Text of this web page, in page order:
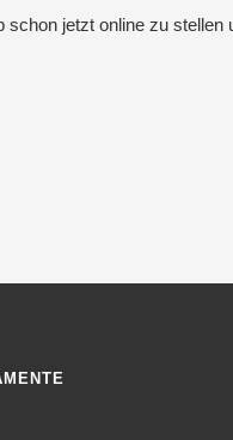
jetzt online zu